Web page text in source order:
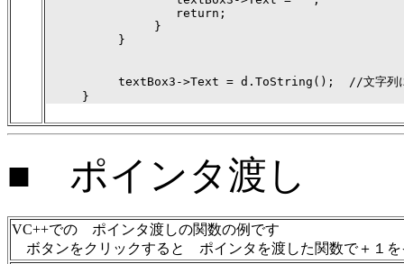
                  return;
               }
          }
textBox3->Text = d.ToString();  //文字列に
     }
■ ポインタ渡し
VC++での ポインタ渡しの関数の例です
ボタンをクリックすると ポインタを渡した関数で＋１を